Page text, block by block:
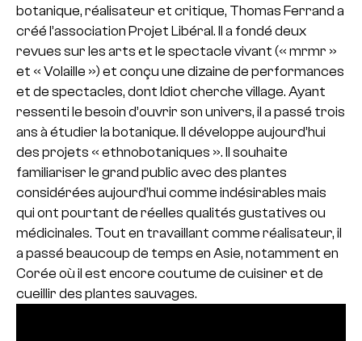
botanique, réalisateur et critique, Thomas Ferrand a
créé l’association Projet Libéral. Il a fondé deux
revues sur les arts et le spectacle vivant (« mrmr »
et « Volaille ») et conçu une dizaine de performances
et de spectacles, dont Idiot cherche village. Ayant
ressenti le besoin d’ouvrir son univers, il a passé trois
ans à étudier la botanique. Il développe aujourd’hui
des projets « ethnobotaniques ». Il souhaite
familiariser le grand public avec des plantes
considérées aujourd’hui comme indésirables mais
qui ont pourtant de réelles qualités gustatives ou
médicinales. Tout en travaillant comme réalisateur, il
a passé beaucoup de temps en Asie, notamment en
Corée où il est encore coutume de cuisiner et de
cueillir des plantes sauvages.